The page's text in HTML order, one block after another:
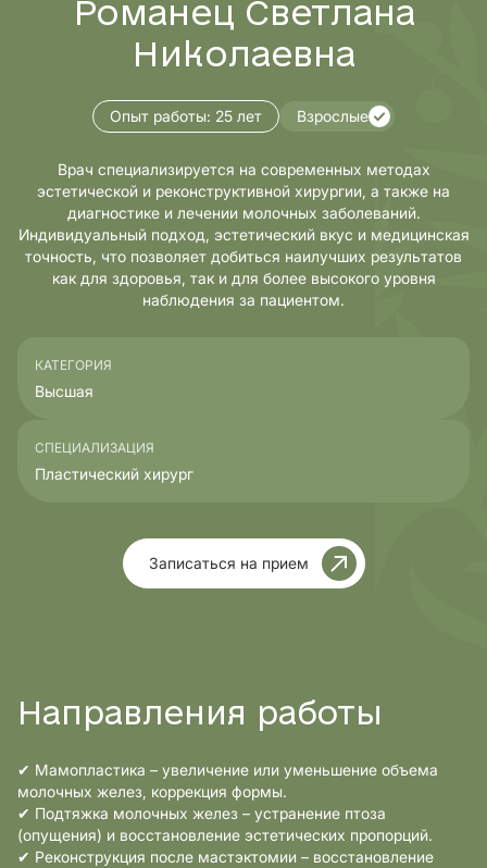
Романец Светлана
Николаевна
Опыт работы: 25 лет Взрослые
Врач специализируется на современных методах
эстетической и реконструктивной хирургии, а также на
диагностике и лечении молочных заболеваний.
Индивидуальный подход, эстетический вкус и медицинская
точность, что позволяет добиться наилучших результатов
как для здоровья, так и для более высокого уровня
наблюдения за пациентом.
КАТЕГОРИЯ
Высшая
СПЕЦИАЛИЗАЦИЯ
Пластический хирург
Записаться на прием
Направления работы
✔ Мамопластика – увеличение или уменьшение объема
молочных желез, коррекция формы.
✔ Подтяжка молочных желез – устранение птоза
(опущения) и восстановление эстетических пропорций.
✔ Реконструкция после мастэктомии – восстановление